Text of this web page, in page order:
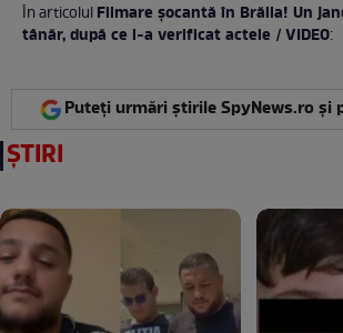
În articolulFilmare șocantă în Brăila! Un
tânăr, după ce i-a verificat actele / VIDEO:
Puteți urmări știrile SpyNews.ro și
ȘTIRI